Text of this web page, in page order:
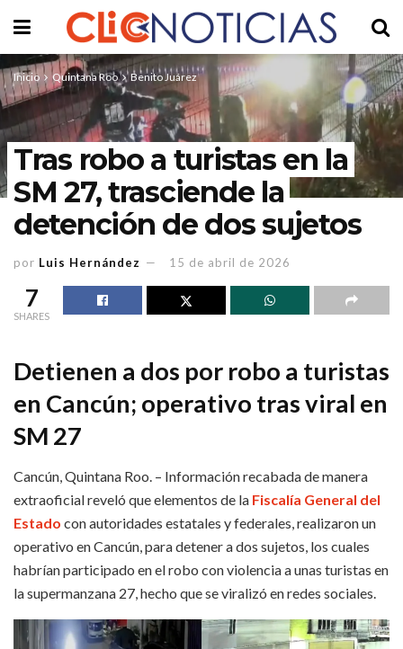
Inicio Quintana Roo Benito Juárez
Tras robo a turistas en la
SM 27, trasciende la
detención de dos sujetos
por Luis Hernández 15 de abril de 2026
7
SHARES
Detienen a dos por robo a turistas
en Cancún; operativo tras viral en
SM 27
Cancún, Quintana Roo. – Información recabada de manera
extraoficial reveló que elementos de la Fiscalía General del
Estado con autoridades estatales y federales, realizaron un
operativo en Cancún, para detener a dos sujetos, los cuales
habrían participado en el robo con violencia a unas turistas en
la supermanzana 27, hecho que se viralizó en redes sociales.